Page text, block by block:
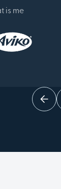
is me